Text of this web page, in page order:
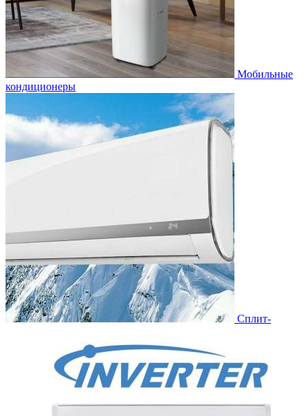
Мобильные
кондиционеры
Сплит-